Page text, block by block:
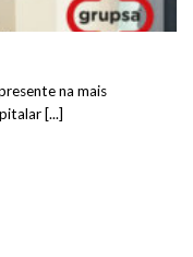
na mais
[...]